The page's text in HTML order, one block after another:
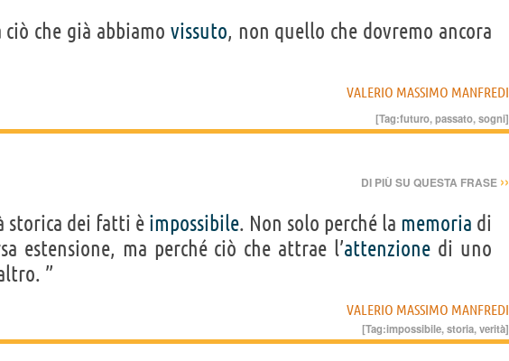
ciò che già abbiamo vissuto, non quello che dovremo ancora
VALERIO MASSIMO MANFREDI
[Tag:futuro,passato,sogni]
DI PIÙ SU QUESTA FRASE ››
storica dei fatti è impossibile. Non solo perché la memoria di
estensione, ma perché ciò che attrae l’attenzione di uno
”
VALERIO MASSIMO MANFREDI
[Tag:impossibile,storia,verità]